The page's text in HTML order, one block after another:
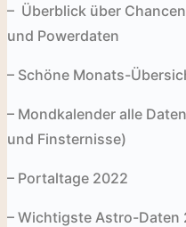
– Überblick über
und Powerdaten
– Schöne Monats-
– Mondkalender alle
und Finsternisse)
– Portaltage 2022
– Wichtigste Astro-Daten